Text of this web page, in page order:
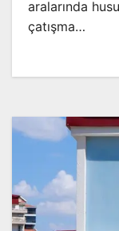
aralarında
çatışma…